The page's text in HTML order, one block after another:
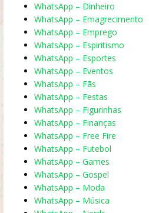
WhatsApp – Dinheiro
WhatsApp – Emagrecimento
WhatsApp – Emprego
WhatsApp – Espiritismo
WhatsApp – Esportes
WhatsApp – Eventos
WhatsApp – Fãs
WhatsApp – Festas
WhatsApp – Figurinhas
WhatsApp – Finanças
WhatsApp – Free Fire
WhatsApp – Futebol
WhatsApp – Games
WhatsApp – Gospel
WhatsApp – Moda
WhatsApp – Música